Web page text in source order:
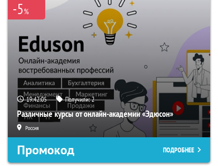
-5%
19:42:04 Получили:2
Различные курсы от онлайн-академии «Эдюсон»
Россия
Промокод ПОДРОБНЕЕ